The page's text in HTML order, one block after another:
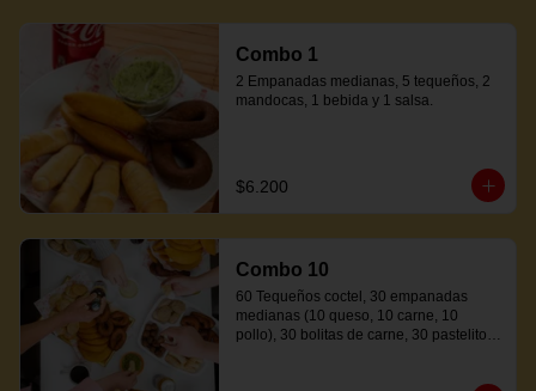
Combo 1
2 Empanadas medianas, 5 tequeños, 2
mandocas, 1 bebida y 1 salsa.
$6.200
Combo 10
60 Tequeños coctel, 30 empanadas
medianas (10 queso, 10 carne, 10
pollo), 30 bolitas de carne, 30 pastelitos